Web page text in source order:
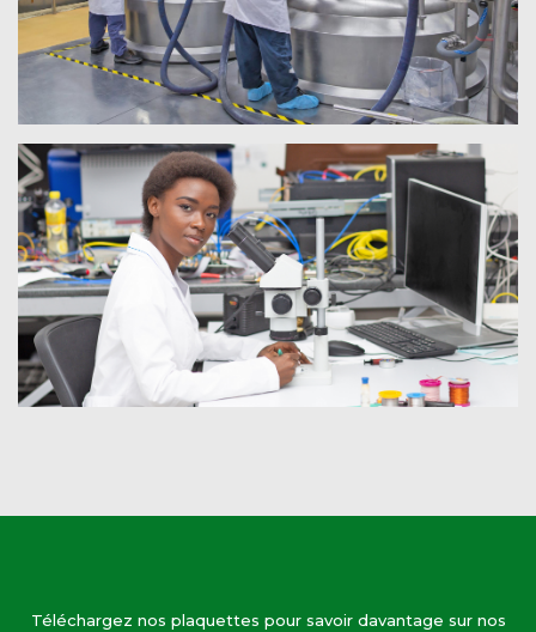
Téléchargez nos plaquettes pour savoir davantage sur nos